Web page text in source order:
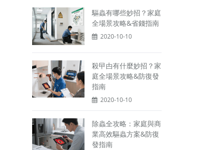
驅蟲有哪些妙招？家庭
全場景攻略&省錢指南
2020-10-10
殺曱甴有什麼妙招？家
庭全場景攻略&防復發
指南
2020-10-10
除蟲全攻略：家庭與商
業高效驅蟲方案&防復
發指南